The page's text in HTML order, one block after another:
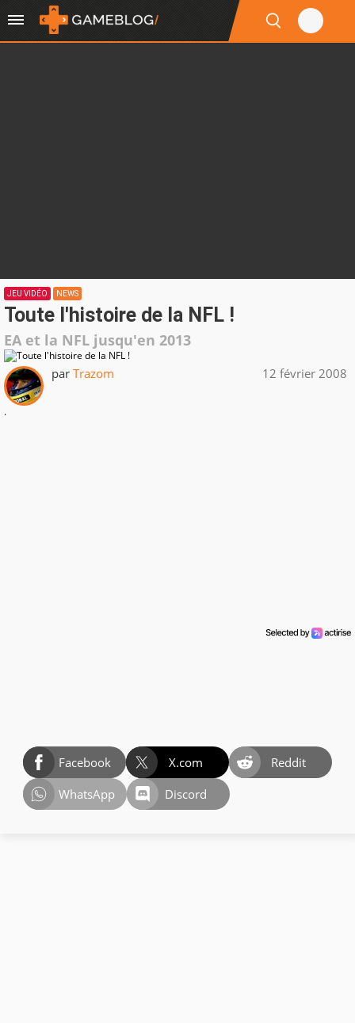
JEU VIDÉO NEWS
Toute l'histoire de la NFL !
EA et la NFL jusqu'en 2013
par Trazom 12 février 2008
.
Facebook X.com
Reddit
WhatsApp
Discord